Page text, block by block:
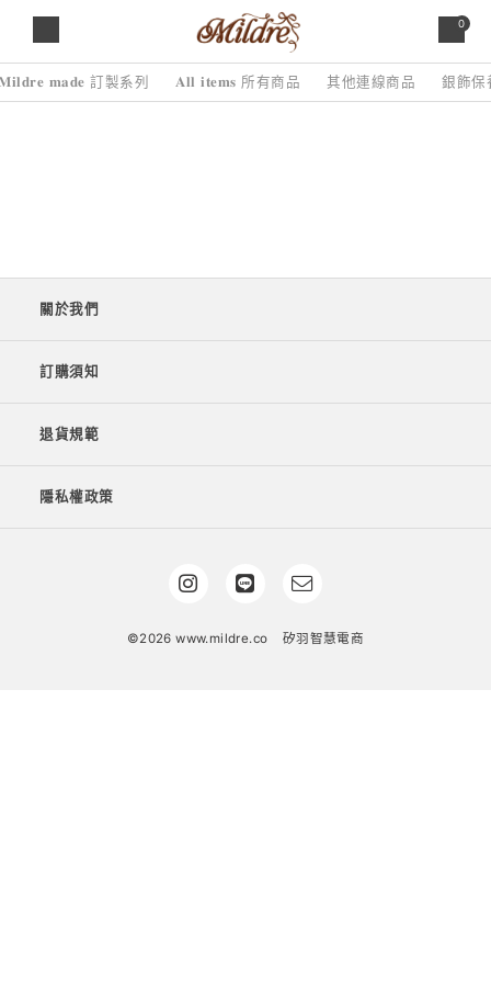
0
𝐦𝐚𝐝𝐞 訂製系列 𝐀𝐥𝐥 𝐢𝐭𝐞𝐦𝐬 所有商品 其他連線商品 銀飾保
關於我們
訂購須知
退貨規範
隱私權政策
©2026 www.mildre.co 矽羽智慧電商